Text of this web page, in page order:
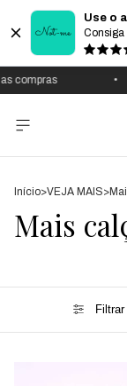
Use o
Consiga
Início>VEJA MAIS>
Mais
Filtrar